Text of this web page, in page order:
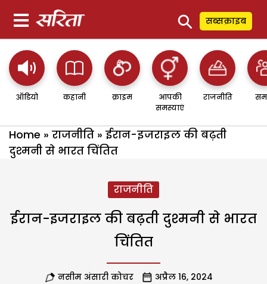
⚲ सब्सक्राइब
ऑडियो कहानी क्राइम
आपकी
समस्याएं
राजनीति
Home » राजनीति » ईरान-इजराइल की बढ़ती
दुश्मनी से भारत चिंतित
राजनीति
ईरान-इजराइल की बढ़ती दुश्मनी से भारत
चिंतित
नसीम अंसारी कोचर अप्रैल 16, 2024